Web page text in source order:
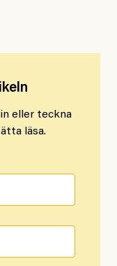
eller teckna
läsa.